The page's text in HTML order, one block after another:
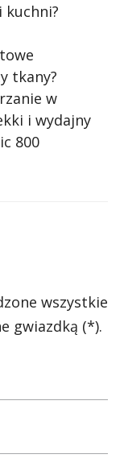
kuchni?
tkany?
w
i wydajny
800
wszystkie
gwiazdką (*).